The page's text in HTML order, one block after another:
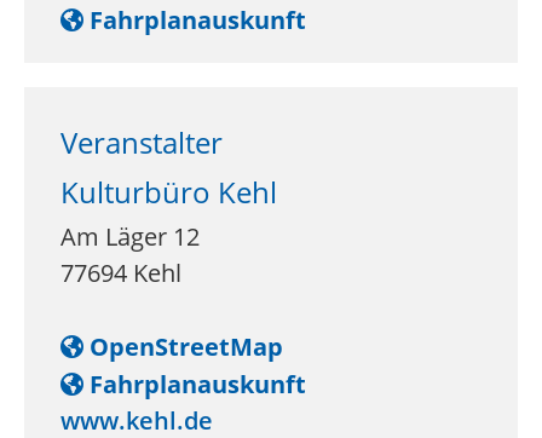
Fahrplanauskunft
Veranstalter
Kulturbüro Kehl
Am Läger 12
77694 Kehl
OpenStreetMap
Fahrplanauskunft
www.kehl.de